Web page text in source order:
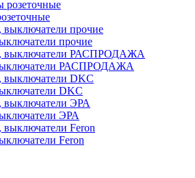
прочие
РАСПРОДАЖА
DKC
ЭРА
Feron